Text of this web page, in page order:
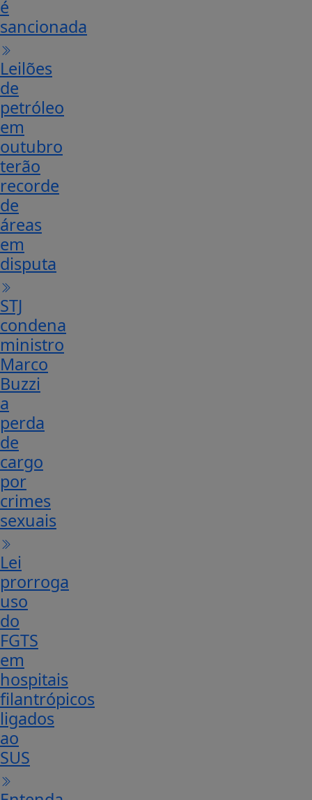
é
sancionada
Leilões
de
petróleo
em
outubro
terão
recorde
de
áreas
em
disputa
STJ
condena
ministro
Marco
Buzzi
a
perda
de
cargo
por
crimes
sexuais
Lei
prorroga
uso
do
FGTS
em
hospitais
filantrópicos
ligados
ao
SUS